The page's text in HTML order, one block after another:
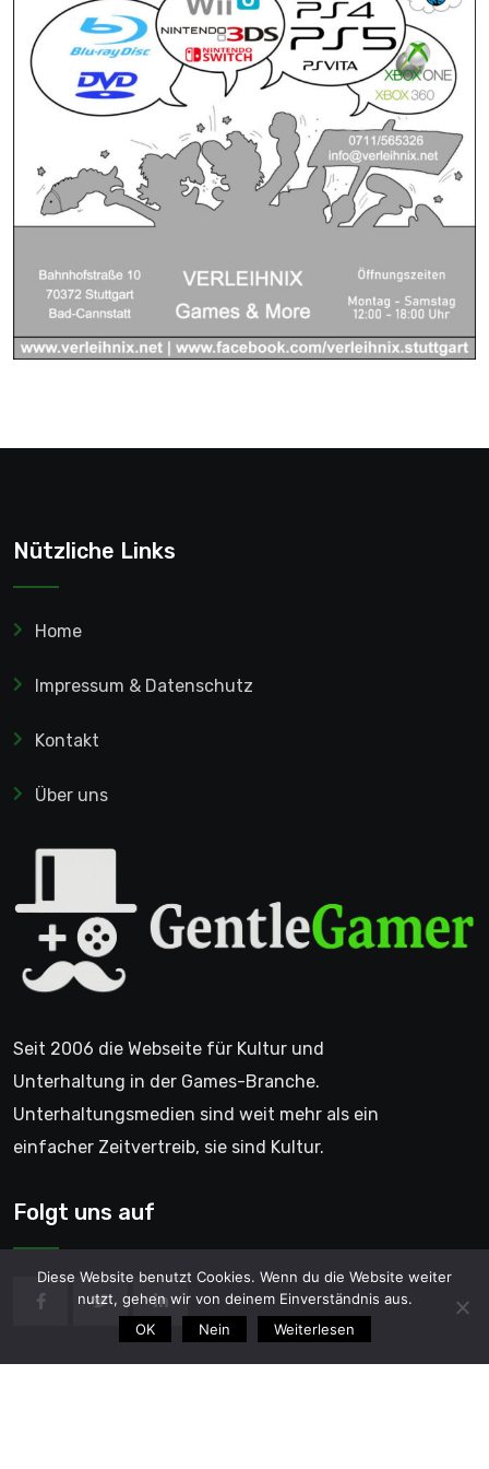
Nützliche Links
Home
Impressum & Datenschutz
Kontakt
Über uns
Seit 2006 die Webseite für Kultur und
Unterhaltung in der Games-Branche.
Unterhaltungsmedien sind weit mehr als ein
einfacher Zeitvertreib, sie sind Kultur.
Folgt uns auf
Diese Website benutzt Cookies. Wenn du die Website weiter
nutzt, gehen wir von deinem Einverständnis aus.
OK
Nein Weiterlesen